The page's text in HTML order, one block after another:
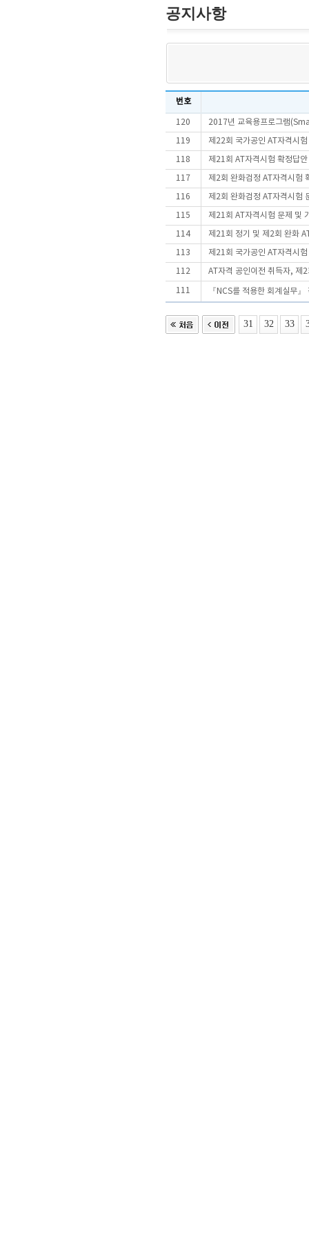
공지사항
번호
120 2017년 교육용프로그램
119 제22회 국가공인 AT자격시
118 제21회 AT자격시험 확정답
117 제2회 완화검정 AT자격시험
116 제2회 완화검정 AT자격시험
115 제21회 AT자격시험 문제 및
114 제21회 정기 및 제2회 완화
113 제21회 국가공인 AT자격시
112 AT자격 공인이전 취득자, 제
111 『NCS를 적용한 회계실무』
31 32 33